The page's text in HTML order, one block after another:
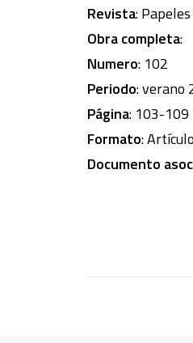
Revista:
Obra completa:
Numero: 102
Periodo: verano
Página: 103-109
Formato:
Documento